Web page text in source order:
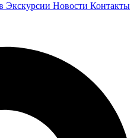
Экскурсии Новости Контакты